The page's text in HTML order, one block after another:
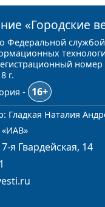
«Городские
Федеральной
г.
-
16+
Гладкая Наталия
я Гвардейская, 14